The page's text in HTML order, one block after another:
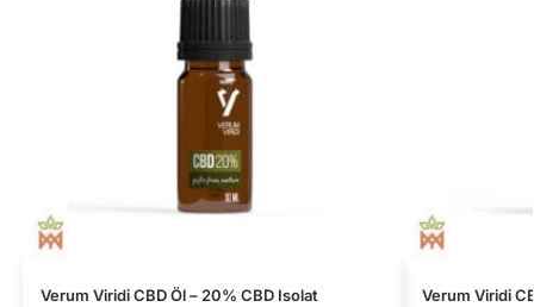
Verum Viridi CBD Öl – 20% CBD Isolat Verum Viridi